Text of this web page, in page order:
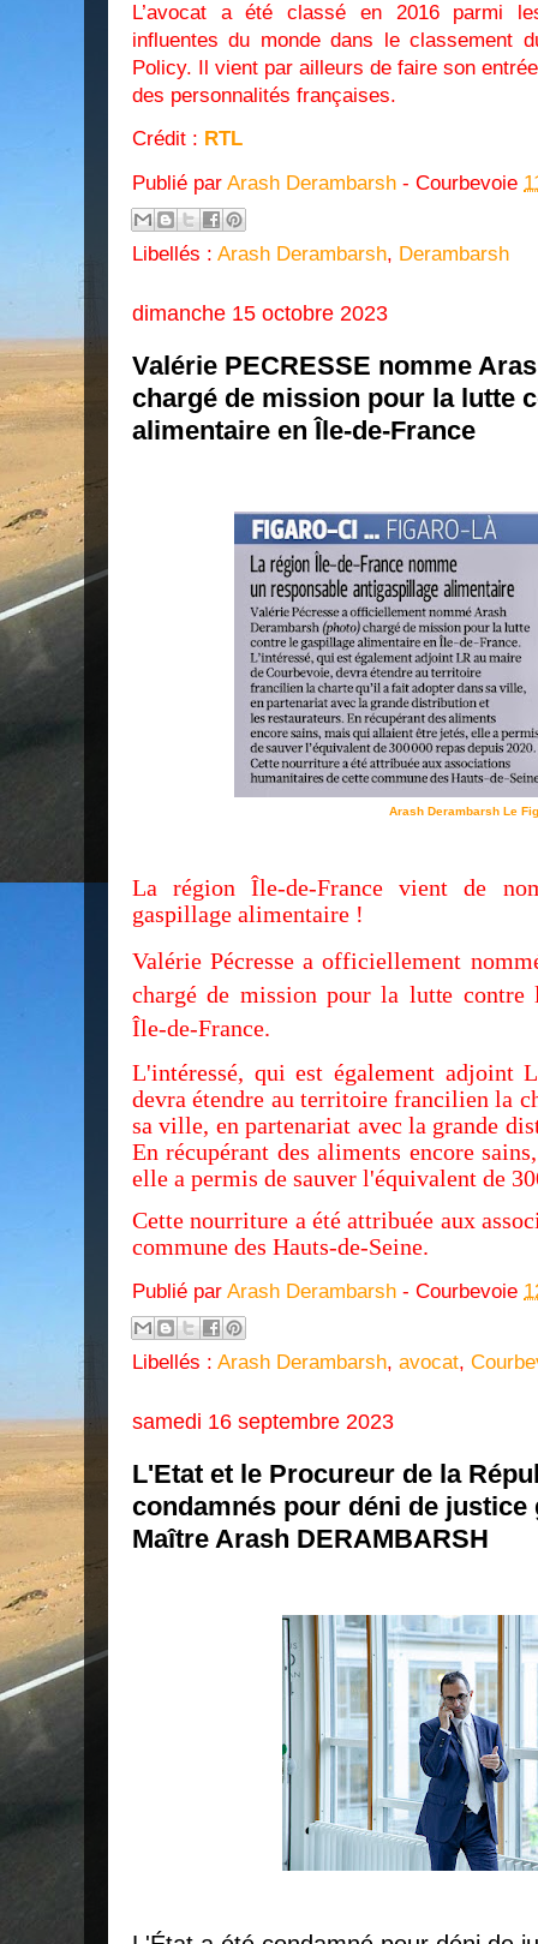
L’avocat a été classé en 2016 parmi
influentes du monde dans le classement
Policy. Il vient par ailleurs de faire son
des personnalités françaises.
Crédit : RTL
Publié par Arash Derambarsh - Courbevoie
Libellés : Arash Derambarsh, Derambarsh
dimanche 15 octobre 2023
Valérie PECRESSE nomme
chargé de mission pour la lutte
alimentaire en Île-de-France
Arash Derambarsh Le
La région Île-de-France vient de
gaspillage alimentaire !
Valérie Pécresse a officiellement
chargé de mission pour la lutte contre
Île-de-France.
L'intéressé, qui est également adjoint
devra étendre au territoire francilien la
sa ville, en partenariat avec la grande
En récupérant des aliments encore
elle a permis de sauver l'équivalent de
Cette nourriture a été attribuée aux
commune des Hauts-de-Seine.
Publié par Arash Derambarsh - Courbevoie
Libellés : Arash Derambarsh, avocat,
samedi 16 septembre 2023
L'Etat et le Procureur de la
condamnés pour déni de justice
Maître Arash DERAMBARSH